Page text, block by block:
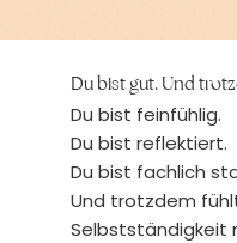
Du bist gut. Und
Du bist feinfühlig.
Du bist reflektiert.
Du bist fachlich
Und trotzdem
Selbstständigkeit